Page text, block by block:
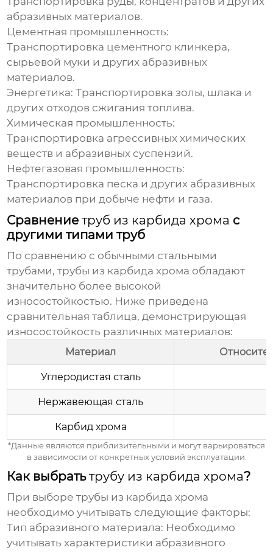
абразивных материалов.
Цементная промышленность:
Транспортировка цементного клинкера,
сырьевой муки и других абразивных
материалов.
Энергетика: Транспортировка золы, шлака и
других отходов сжигания топлива.
Химическая промышленность:
Транспортировка агрессивных химических
веществ и абразивных суспензий.
Нефтегазовая промышленность:
Транспортировка песка и других абразивных
материалов при добыче нефти и газа.
Сравнениетруб из карбида хрома с
другими типами труб
По сравнению с обычными стальными
трубами,трубы из карбида хрома обладают
значительно более высокой
износостойкостью. Ниже приведена
сравнительная таблица, демонстрирующая
износостойкость различных материалов:
Материал
Углеродистая сталь
Нержавеющая сталь
Карбид хрома
*Данные являются приблизительными и могут варьироваться
в зависимости от конкретных условий эксплуатации.
Как выбратьтрубу из карбида хрома?
При выборетрубы из карбида хрома
необходимо учитывать следующие факторы:
Тип абразивного материала: Необходимо
учитывать характеристики абразивного